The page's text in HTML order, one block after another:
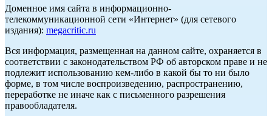
Доменное имя сайта в информационно-
телекоммуникационной сети «Интернет» (для сетевого
издания): megacritic.ru
Вся информация, размещенная на данном сайте, охраняется в
соответствии с законодательством РФ об авторском праве и не
подлежит использованию кем-либо в какой бы то ни было
форме, в том числе воспроизведению, распространению,
переработке не иначе как с письменного разрешения
правообладателя.